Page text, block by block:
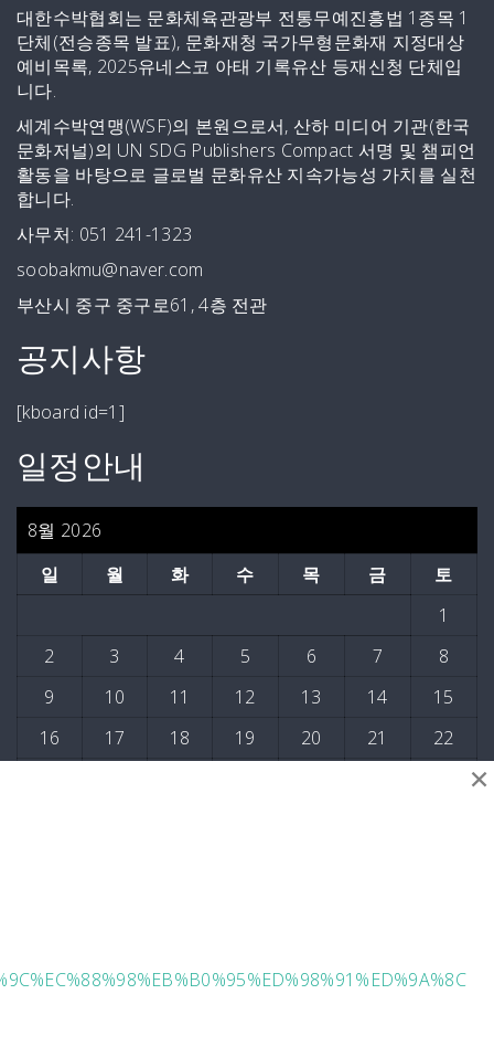
대한수박협회는 문화체육관광부 전통무예진흥법 1종목 1
단체(전승종목 발표), 문화재청 국가무형문화재 지정대상
예비목록, 2025유네스코 아태 기록유산 등재신청 단체입
니다.
세계수박연맹(WSF)의 본원으로서, 산하 미디어 기관(한국
문화저널)의 UN SDG Publishers Compact 서명 및 챔피언
활동을 바탕으로 글로벌 문화유산 지속가능성 가치를 실천
합니다.
사무처: 051 241-1323
soobakmu@naver.com
부산시 중구 중구로61, 4층 전관
공지사항
[kboard id=1]
일정안내
8월 2026
일
월 화 수 목 금 토
1
2
3 4 5 6 7
8
9
10 11 12 13 14
15
16
17 18 19 20 21
22
×